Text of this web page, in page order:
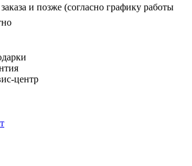
и позже (согласно графику работы
центр